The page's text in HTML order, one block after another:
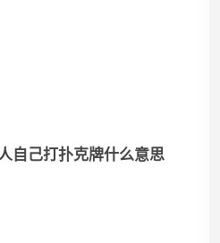
自己打扑克牌什么意思